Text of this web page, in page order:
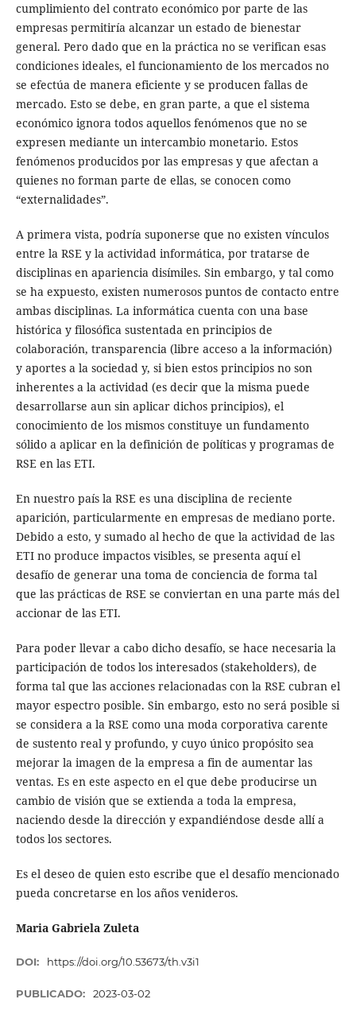
cumplimiento del contrato económico por parte de las
empresas permitiría alcanzar un estado de bienestar
general. Pero dado que en la práctica no se verifican esas
condiciones ideales, el funcionamiento de los mercados no
se efectúa de manera eficiente y se producen fallas de
mercado. Esto se debe, en gran parte, a que el sistema
económico ignora todos aquellos fenómenos que no se
expresen mediante un intercambio monetario. Estos
fenómenos producidos por las empresas y que afectan a
quienes no forman parte de ellas, se conocen como
“externalidades”.
A primera vista, podría suponerse que no existen vínculos
entre la RSE y la actividad informática, por tratarse de
disciplinas en apariencia disímiles. Sin embargo, y tal como
se ha expuesto, existen numerosos puntos de contacto entre
ambas disciplinas. La informática cuenta con una base
histórica y filosófica sustentada en principios de
colaboración, transparencia (libre acceso a la información)
y aportes a la sociedad y, si bien estos principios no son
inherentes a la actividad (es decir que la misma puede
desarrollarse aun sin aplicar dichos principios), el
conocimiento de los mismos constituye un fundamento
sólido a aplicar en la definición de políticas y programas de
RSE en las ETI.
En nuestro país la RSE es una disciplina de reciente
aparición, particularmente en empresas de mediano porte.
Debido a esto, y sumado al hecho de que la actividad de las
ETI no produce impactos visibles, se presenta aquí el
desafío de generar una toma de conciencia de forma tal
que las prácticas de RSE se conviertan en una parte más del
accionar de las ETI.
Para poder llevar a cabo dicho desafío, se hace necesaria la
participación de todos los interesados (stakeholders), de
forma tal que las acciones relacionadas con la RSE cubran el
mayor espectro posible. Sin embargo, esto no será posible si
se considera a la RSE como una moda corporativa carente
de sustento real y profundo, y cuyo único propósito sea
mejorar la imagen de la empresa a fin de aumentar las
ventas. Es en este aspecto en el que debe producirse un
cambio de visión que se extienda a toda la empresa,
naciendo desde la dirección y expandiéndose desde allí a
todos los sectores.
Es el deseo de quien esto escribe que el desafío mencionado
pueda concretarse en los años venideros.
Maria Gabriela Zuleta
DOI: https://doi.org/10.53673/th.v3i1
PUBLICADO: 2023-03-02